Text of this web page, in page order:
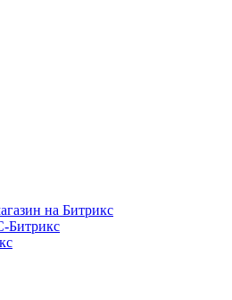
на Битрикс
Битрикс